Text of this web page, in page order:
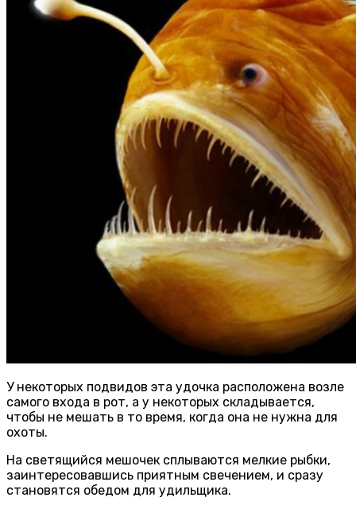
У некоторых подвидов эта удочка расположена возле
самого входа в рот, а у некоторых складывается,
чтобы не мешать в то время, когда она не нужна для
охоты.
На светящийся мешочек сплываются мелкие рыбки,
заинтересовавшись приятным свечением, и сразу
становятся обедом для удильщика.